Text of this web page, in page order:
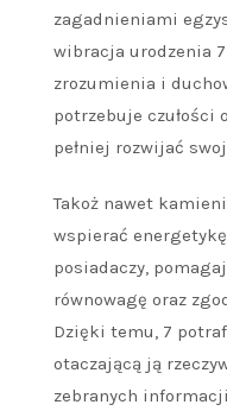
zagadnieniami
wibracja urodzenia
zrozumienia i
potrzebuje czułości
pełniej rozwijać
Takoż nawet
wspierać
posiadaczy,
równowagę oraz
Dzięki temu, 7
otaczającą ją
zebranych